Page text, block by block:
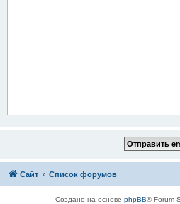
Сайт Список форумов
Создано на основе phpBB® Forum